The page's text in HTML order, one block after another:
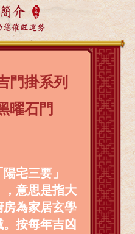
介
您催旺運勢
門掛系列
曜石門
宅三要」
，意思是指大
房為家居玄學
按每年吉凶